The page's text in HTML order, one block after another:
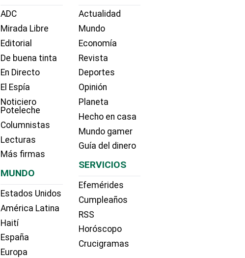
ADC
Mirada Libre
Editorial
De buena tinta
En Directo
El Espía
Noticiero
Poteleche
Columnistas
Lecturas
Más firmas
MUNDO
Estados Unidos
América Latina
Haití
España
Europa
Actualidad
Mundo
Economía
Revista
Deportes
Opinión
Planeta
Hecho en casa
Mundo gamer
Guía del dinero
SERVICIOS
Efemérides
Cumpleaños
RSS
Horóscopo
Crucigramas